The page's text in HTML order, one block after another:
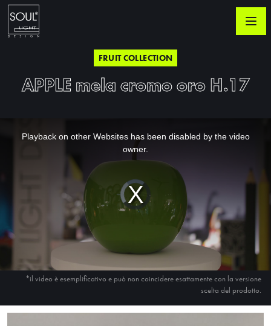
FRUIT COLLECTION
APPLE mela cromo oro H.17
Video
Player
is
loading.
Playback on other Websites has been disabled by the video
owner.
*il video è esemplificativo e può non coincidere esattamente con la versione
scelta del prodotto.